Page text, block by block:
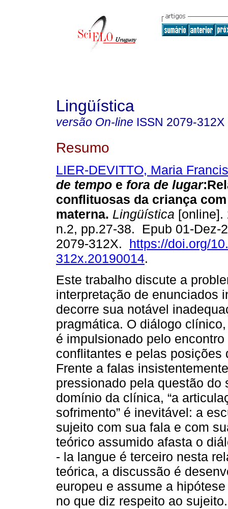
Lingüística
versão On-line ISSN 2079-312X
Resumo
LIER-DEVITTO, Maria
de tempo e fora de lugar
conflituosas da criança
materna. Lingüística [online].
n.2, pp.27-38. Epub 01-Dez-
2079-312X. https://doi.org/
312x.20190014.
Este trabalho discute a
interpretação de enunciados
decorre sua notável
pragmática. O diálogo
é impulsionado pelo
conflitantes e pelas posições
Frente a falas
pressionado pela questão do
domínio da clínica, “a
sofrimento” é inevitável: a
sujeito com sua fala e com
teórico assumido afasta o
- la langue é terceiro nesta
teórica, a discussão é
europeu e assume a
no que diz respeito ao sujeito.